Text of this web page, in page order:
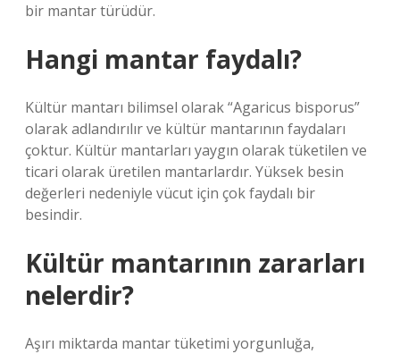
bir mantar türüdür.
Hangi mantar faydalı?
Kültür mantarı bilimsel olarak “Agaricus bisporus”
olarak adlandırılır ve kültür mantarının faydaları
çoktur. Kültür mantarları yaygın olarak tüketilen ve
ticari olarak üretilen mantarlardır. Yüksek besin
değerleri nedeniyle vücut için çok faydalı bir
besindir.
Kültür mantarının zararları
nelerdir?
Aşırı miktarda mantar tüketimi yorgunluğa,